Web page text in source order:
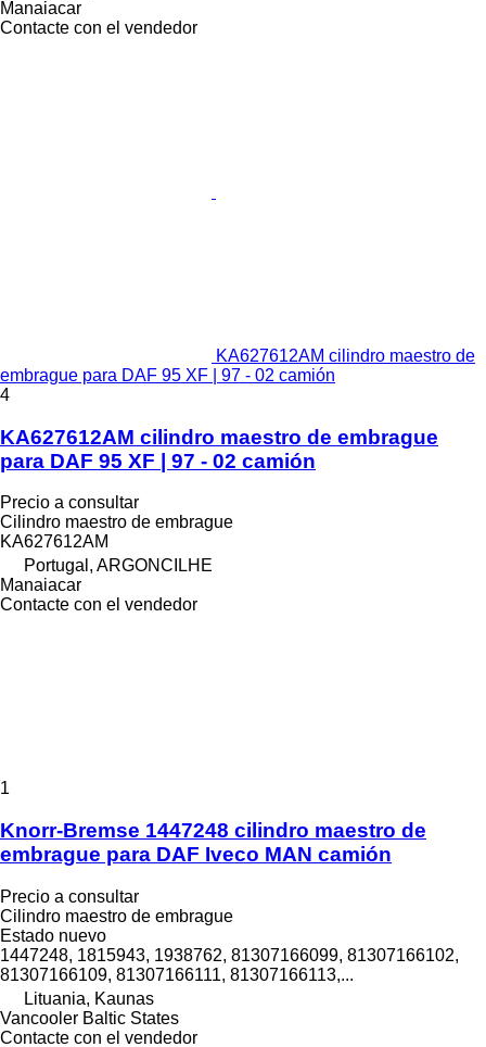
Manaiacar
Contacte con el vendedor
KA627612AM cilindro maestro de
embrague para DAF 95 XF | 97 - 02 camión
4
KA627612AM cilindro maestro de embrague
para DAF 95 XF | 97 - 02 camión
Precio a consultar
Cilindro maestro de embrague
KA627612AM
Portugal, ARGONCILHE
Manaiacar
Contacte con el vendedor
1
Knorr-Bremse 1447248 cilindro maestro de
embrague para DAF Iveco MAN camión
Precio a consultar
Cilindro maestro de embrague
Estado nuevo
1447248, 1815943, 1938762, 81307166099, 81307166102,
81307166109, 81307166111, 81307166113,...
Lituania, Kaunas
Vancooler Baltic States
Contacte con el vendedor